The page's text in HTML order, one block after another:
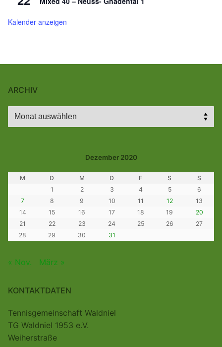
Kalender anzeigen
ARCHIV
Archiv
Dezember 2020
M D M D F S
S
1
2 3 4 5
6
7
8 9 10 11 12
13
14
15 16 17 18 19
20
21
22 23 24 25 26
27
28
29 30 31
« Nov. März »
KONTAKTDATEN
Tennisgemeinschaft Waldniel
TG Waldniel 1953 e.V.
Weiherstraße